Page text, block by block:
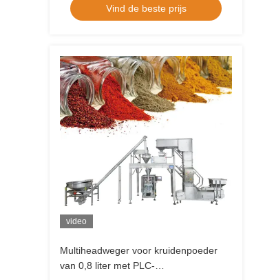
voor Kruidmoringa Kruidige
Kurkumagember
Vind de beste prijs
video
Multiheadweger voor kruidenpoeder
van 0,8 liter met PLC-